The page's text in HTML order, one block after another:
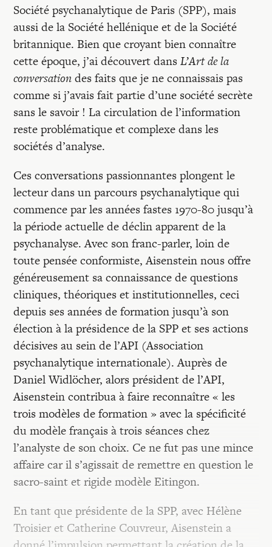
Société psychanalytique de Paris (SPP), mais
aussi de la Société hellénique et de la Société
britannique. Bien que croyant bien connaître
cette époque, j’ai découvert dansL’Art de la
conversationdes faits que je ne connaissais pas
comme si j’avais fait partie d’une société secrète
sans le savoir ! La circulation de l’information
reste problématique et complexe dans les
sociétés d’analyse.
Ces conversations passionnantes plongent le
lecteur dans un parcours psychanalytique qui
commence par les années fastes 1970-80 jusqu’à
la période actuelle de déclin apparent de la
psychanalyse. Avec son franc-parler, loin de
toute pensée conformiste, Aisenstein nous offre
généreusement sa connaissance de questions
cliniques, théoriques et institutionnelles, ceci
depuis ses années de formation jusqu’à son
élection à la présidence de la SPP et ses actions
décisives au sein de l’API (Association
psychanalytique internationale). Auprès de
Daniel Widlöcher, alors président de l’API,
Aisenstein contribua à faire reconnaître « les
trois modèles de formation » avec la spécificité
du modèle français à trois séances chez
l’analyste de son choix. Ce ne fut pas une mince
affaire car il s’agissait de remettre en question le
sacro-saint et rigide modèle Eitingon.
En tant que présidente de la SPP, avec Hélène
Troisier et Catherine Couvreur, Aisenstein a